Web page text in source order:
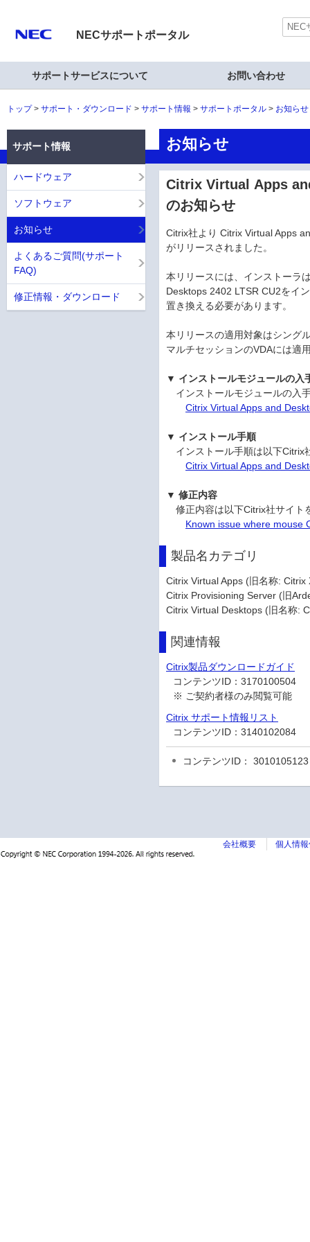
NECサポートポータル
サポートサービスについて お問い合わせ
トップ サポート・ダウンロード サポート情報 サポートポータル お知ら
お知らせ
Citrix Virtual Apps
のお知らせ
Citrix社より Citrix Virtual Apps
がリリースされました。
本リリースには、インストーラ
Desktops 2402 LTSR CU2をイ
置き換える必要があります。
本リリースの適用対象はシング
マルチセッションのVDAには適
▼ インストールモジュールの入
インストールモジュールの入
Citrix Virtual Apps and
▼ インストール手順
インストール手順は以下Citrix
Citrix Virtual Apps and
▼ 修正内容
修正内容は以下Citrix社サイト
Known issue where mouse
製品名カテゴリ
Citrix Virtual Apps (旧名称:
Citrix Provisioning Server (旧
Citrix Virtual Desktops (旧名称:
関連情報
Citrix製品ダウンロードガイド
コンテンツID：3170100504
※ ご契約者様のみ閲覧可能
Citrix サポート情報リスト
コンテンツID：3140102084
コンテンツID： 3010105123
サポート情報
ハードウェア
ソフトウェア
お知らせ
よくあるご質問(サポート
FAQ)
修正情報・ダウンロード
会社概要 個人情